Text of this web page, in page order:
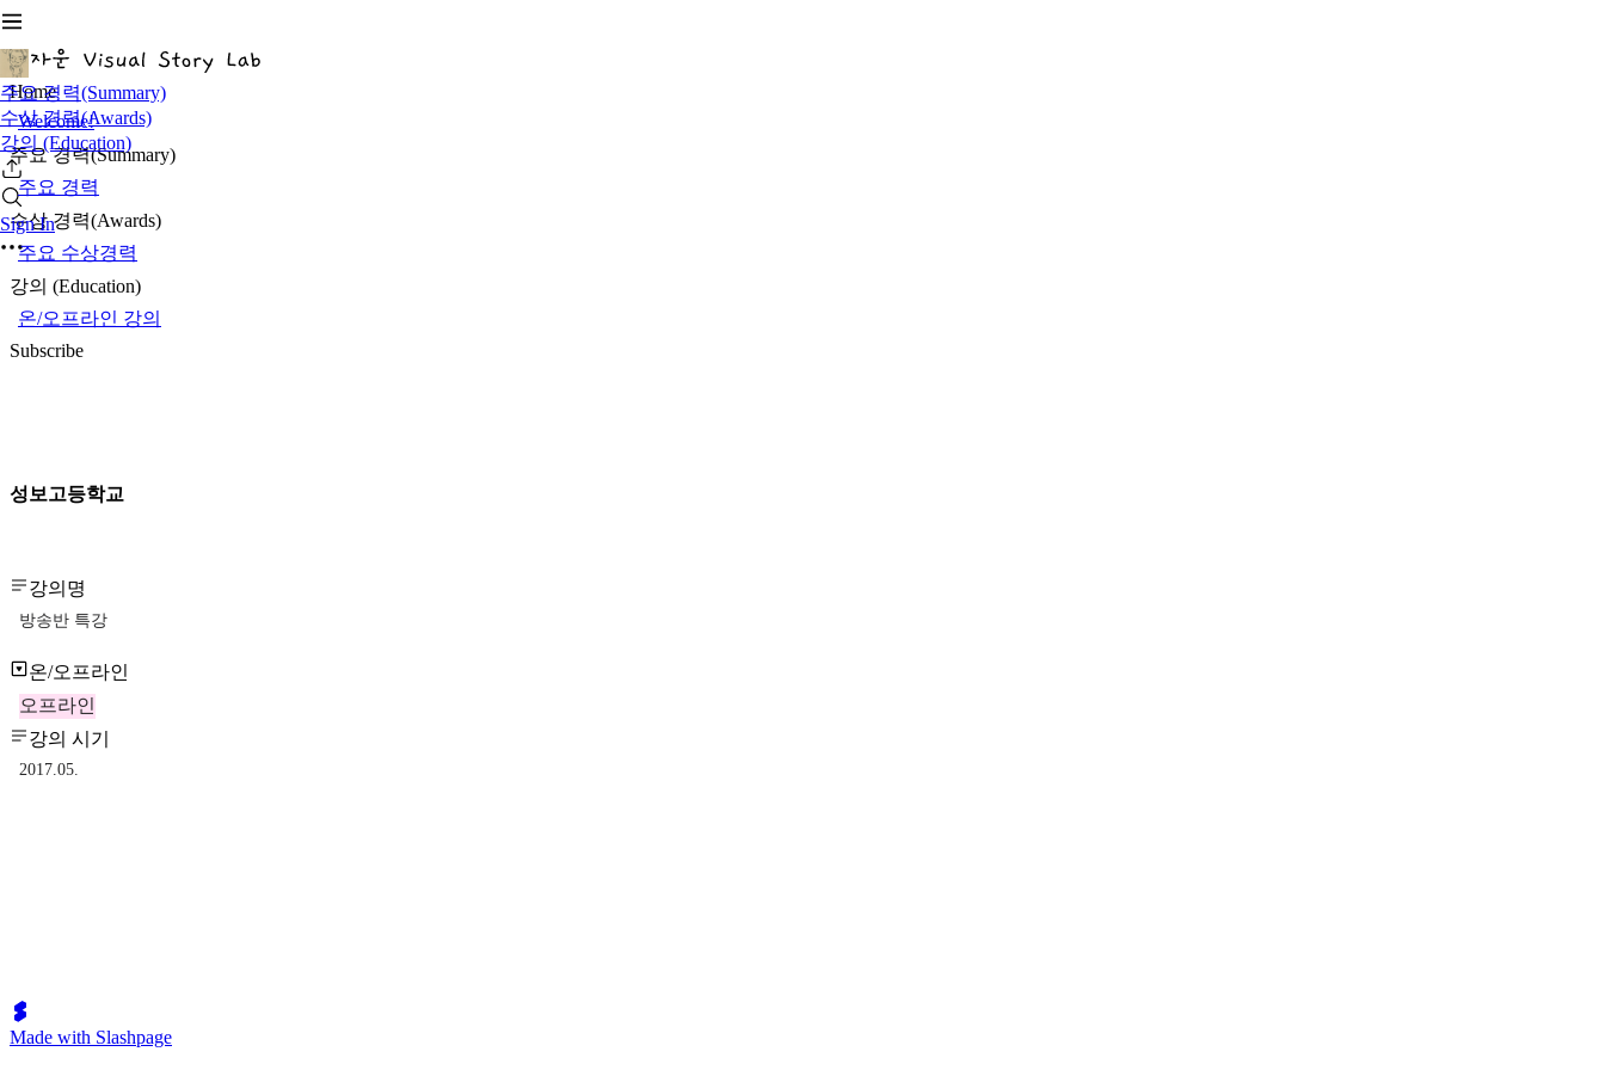
주요 경력(Summary)
수상 경력(Awards)
강의 (Education)
Sign In
Home
Welcome!
주요 경력(Summary)
주요 경력
수상 경력(Awards)
주요 수상경력
강의 (Education)
온/오프라인 강의
Subscribe
성보고등학교
강의명
방송반 특강
온/오프라인
오프라인
강의 시기
2017.05.
Made with Slashpage